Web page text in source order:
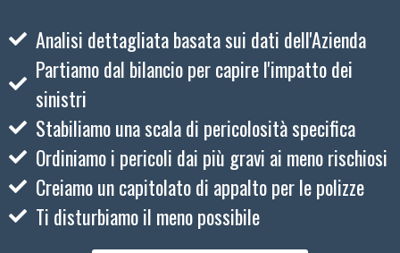
Analisi dettagliata basata sui dati dell'Azienda
Partiamo dal bilancio per capire l'impatto dei
sinistri
Stabiliamo una scala di pericolosità specifica
Ordiniamo i pericoli dai più gravi ai meno rischiosi
Creiamo un capitolato di appalto per le polizze
Ti disturbiamo il meno possibile